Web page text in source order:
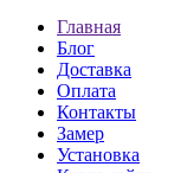
Главная
Блог
Доставка
Оплата
Контакты
Замер
Установка